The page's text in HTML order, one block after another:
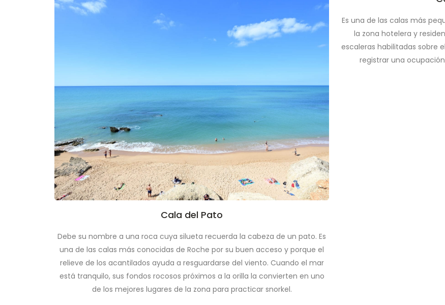
Cala del Pato
Debe su nombre a una roca cuya silueta recuerda la cabeza de un pato. Es
una de las calas más conocidas de Roche por su buen acceso y porque el
relieve de los acantilados ayuda a resguardarse del viento. Cuando el mar
está tranquilo, sus fondos rocosos próximos a la orilla la convierten en uno
de los mejores lugares de la zona para practicar snorkel.
Es una de las calas más
la zona hotelera y
escaleras habilitadas sobre
registrar una